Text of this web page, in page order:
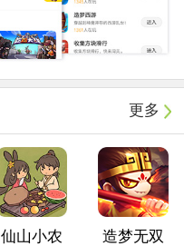
更多
仙山小农 造梦无双